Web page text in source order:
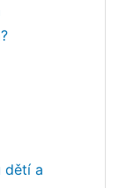
dětí a